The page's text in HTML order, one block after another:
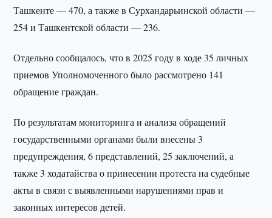
Ташкенте — 470, а также в Сурхандарьинской области —
254 и Ташкентской области — 236.
Отдельно сообщалось, что в 2025 году в ходе 35 личных
приемов Уполномоченного было рассмотрено 141
обращение граждан.
По результатам мониторинга и анализа обращений
государственными органами были внесены 3
предупреждения, 6 представлений, 25 заключений, а
также 3 ходатайства о принесении протеста на судебные
акты в связи с выявленными нарушениями прав и
законных интересов детей.